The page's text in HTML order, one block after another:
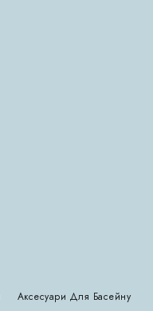
Аксесуари Для Басейну